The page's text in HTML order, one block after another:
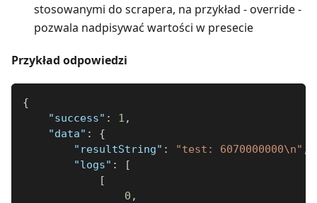
stosowanymi do scrapera, na przykład - override -
pozwala nadpisywać wartości w presecie
Przykład odpowiedzi
{
"success" : 1 ,
"data" :
{
"resultString" : "test: 6070000000\n" ,
"logs" :
[
[
0 ,